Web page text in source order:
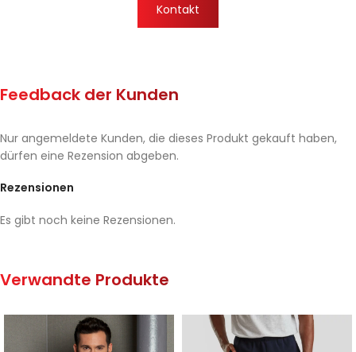
Kontakt
Feedback der Kunden
Rezensionen
Es gibt noch keine Rezensionen.
Nur angemeldete Kunden, die dieses Produkt gekauft haben,
dürfen eine Rezension abgeben.
Verwandte Produkte